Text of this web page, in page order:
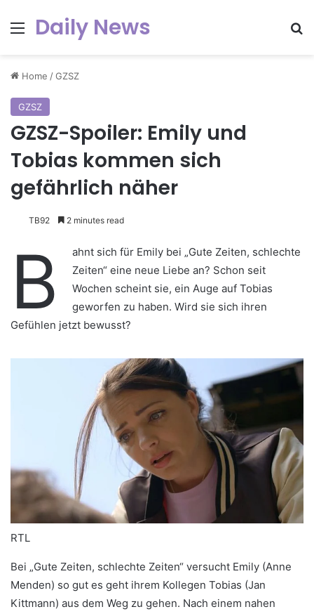
Menu
Daily News
Home /GZSZ
GZSZ
GZSZ-Spoiler: Emily und
Tobias kommen sich
gefährlich näher
TB92 2 minutes read
B
ahnt sich für Emily bei „Gute Zeiten, schlechte
Zeiten“ eine neue Liebe an? Schon seit
Wochen scheint sie, ein Auge auf Tobias
geworfen zu haben. Wird sie sich ihren
Gefühlen jetzt bewusst?
RTL
Bei „Gute Zeiten, schlechte Zeiten“ versucht Emily (Anne
Menden) so gut es geht ihrem Kollegen Tobias (Jan
Kittmann) aus dem Weg zu gehen. Nach einem nahen